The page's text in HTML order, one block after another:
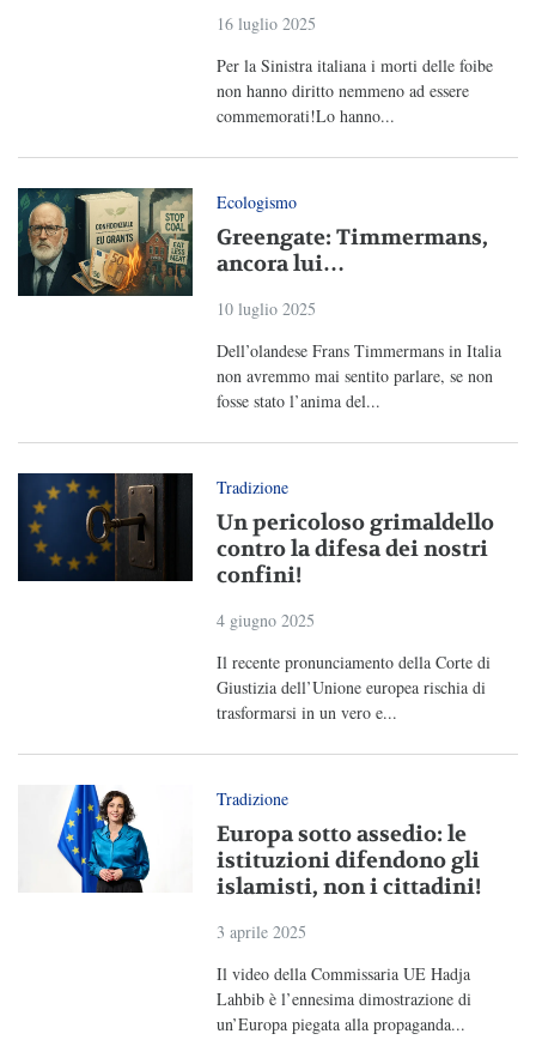
16 luglio 2025
Per la Sinistra italiana i morti delle foibe
non hanno diritto nemmeno ad essere
commemorati!Lo hanno...
Ecologismo
Greengate: Timmermans,
ancora lui…
10 luglio 2025
Dell’olandese Frans Timmermans in Italia
non avremmo mai sentito parlare, se non
fosse stato l’anima del...
Tradizione
Un pericoloso grimaldello
contro la difesa dei nostri
confini!
4 giugno 2025
Il recente pronunciamento della Corte di
Giustizia dell’Unione europea rischia di
trasformarsi in un vero e...
Tradizione
Europa sotto assedio: le
istituzioni difendono gli
islamisti, non i cittadini!
3 aprile 2025
Il video della Commissaria UE Hadja
Lahbib è l’ennesima dimostrazione di
un’Europa piegata alla propaganda...